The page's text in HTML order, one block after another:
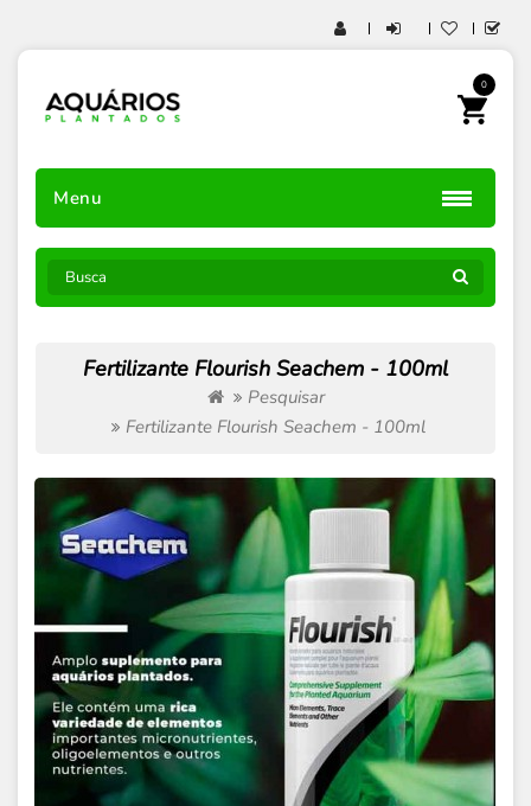
0
Menu
Fertilizante Flourish Seachem - 100ml
Pesquisar
Fertilizante Flourish Seachem - 100ml